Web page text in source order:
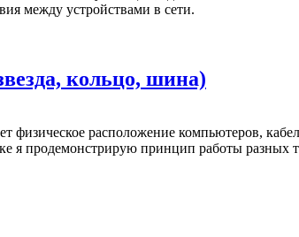
между устройствами в сети.
кольцо, шина)
физическое расположение компьютеров,
я продемонстрирую принцип работы разных